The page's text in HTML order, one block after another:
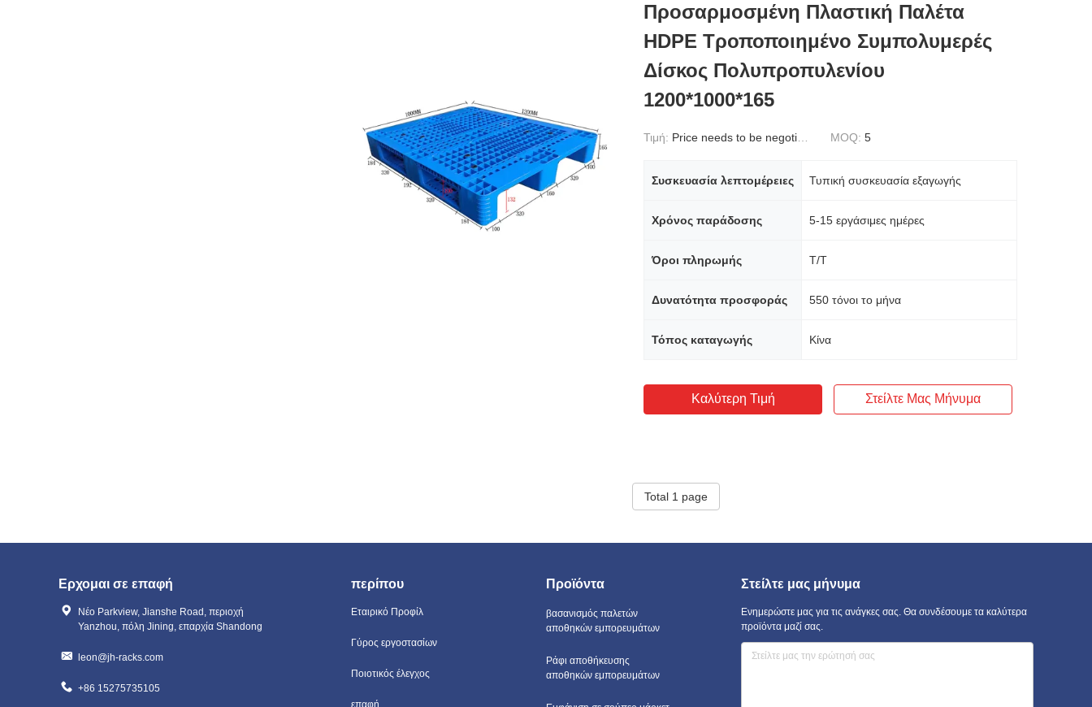
Προσαρμοσμένη Πλαστική Παλέτα
HDPE Τροποποιημένο Συμπολυμερές
Δίσκος Πολυπροπυλενίου
1200*1000*165
Τιμή: Price needs to be negotiated MOQ: 5
Συσκευασία λεπτομέρειες Τυπική συσκευασία εξαγωγής
Χρόνος παράδοσης 5-15 εργάσιμες ημέρες
Όροι πληρωμής T/T
Δυνατότητα προσφοράς 550 τόνοι το μήνα
Τόπος καταγωγής Κίνα
Καλύτερη Τιμή Στείλτε Μας Μήνυμα
Total 1 page
Ερχομαι σε επαφή
Νέο Parkview, Jianshe Road, περιοχή
Yanzhou, πόλη Jining, επαρχία Shandong
leon@jh-racks.com
+86 15275735105
περίπου
Εταιρικό Προφίλ
Γύρος εργοστασίων
Ποιοτικός έλεγχος
επαφή
Προϊόντα
βασανισμός παλετών
αποθηκών εμπορευμάτων
Ράφι αποθήκευσης
αποθηκών εμπορευμάτων
Στείλτε μας μήνυμα
Ενημερώστε μας για τις ανάγκες σας. Θα συνδέσουμε τα καλύτερα
προϊόντα μαζί σας.